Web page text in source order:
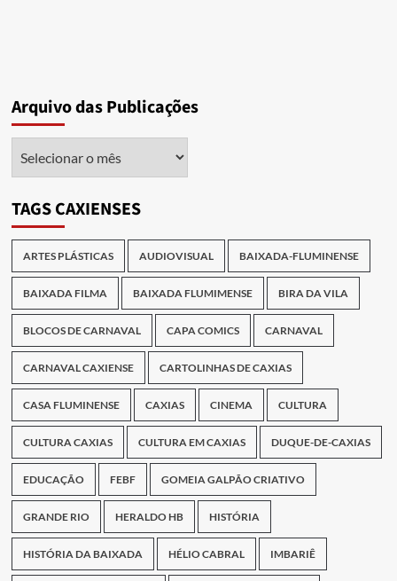
Arquivo das Publicações
TAGS CAXIENSES
ARTES PLÁSTICAS AUDIOVISUAL BAIXADA-FLUMINENSE
BAIXADA FILMA BAIXADA FLUMIMENSE BIRA DA VILA
BLOCOS DE CARNAVAL CAPA COMICS CARNAVAL
CARNAVAL CAXIENSE CARTOLINHAS DE CAXIAS
CASA FLUMINENSE CAXIAS CINEMA CULTURA
CULTURA CAXIAS CULTURA EM CAXIAS DUQUE-DE-CAXIAS
EDUCAÇÃO FEBF GOMEIA GALPÃO CRIATIVO
GRANDE RIO HERALDO HB HISTÓRIA
HISTÓRIA DA BAIXADA HÉLIO CABRAL IMBARIÊ